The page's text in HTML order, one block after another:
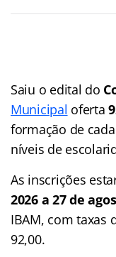
Saiu o edital do
Municipal oferta
formação de
níveis de
As inscrições
2026 a 27 de
IBAM, com taxas
92,00.